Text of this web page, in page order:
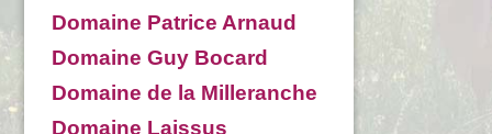
Domaine Patrice Arnaud
Domaine Guy Bocard
Domaine de la Milleranche
Domaine Laissus